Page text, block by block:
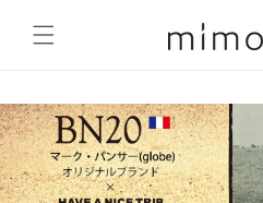
ンツに
進む